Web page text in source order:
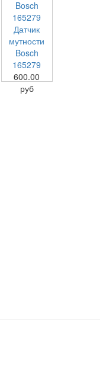
Датчик
мутности
Bosch
165279
600.00
руб